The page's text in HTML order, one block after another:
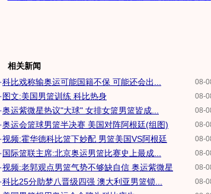
相关新闻
08-
·科比戏称输奥运可能国籍不保 可能还会出...
08-
·图文:美国男篮训练 科比热身
08-
·奥运紫微星热议"大球" 女排女篮男篮皆成...
08-
·奥运会篮球男篮半决赛 美国对阵阿根廷(组图)
08-
·视频:霍华德科比篮下妙配 男篮美国VS阿根廷
08-
·国际篮联主席:北京奥运男篮比赛史上最成...
08-
·视频:老郭观点男篮气势不够缺自信 奥运紫微星
08-
·科比25分助梦八晋级四强 澳大利亚男篮锁...